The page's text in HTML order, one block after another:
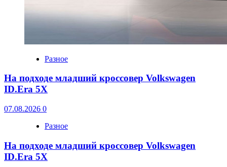
Разное
На подходе младший кроссовер Volkswagen
ID.Era 5X
07.08.2026 0
Разное
На подходе младший кроссовер Volkswagen
ID.Era 5X